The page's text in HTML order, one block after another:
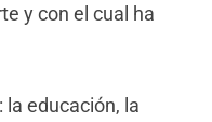
y con el cual ha
educación, la